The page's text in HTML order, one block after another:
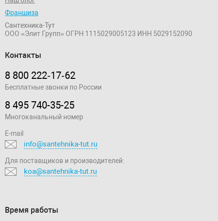
Франшиза
Сантехника-Тут
ООО «Элит Групп» ОГРН 1115029005123 ИНН 5029152090
Контакты
8 800 222‑17‑62
Бесплатные звонки по России
8 495 740-35-25
Многоканальный номер
E-mail
info@santehnika-tut.ru
Для поставщиков и производителей:
koa@santehnika-tut.ru
Время работы